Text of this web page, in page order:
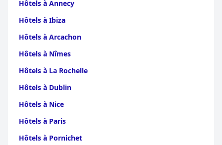
Hôtels à Annecy
Hôtels à Ibiza
Hôtels à Arcachon
Hôtels à Nîmes
Hôtels à La Rochelle
Hôtels à Dublin
Hôtels à Nice
Hôtels à Paris
Hôtels à Pornichet